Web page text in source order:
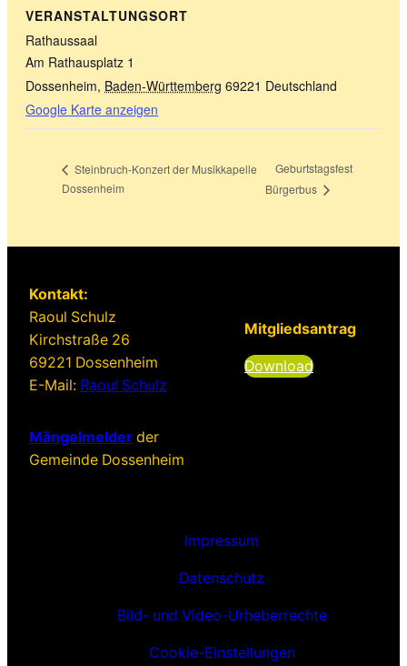
VERANSTALTUNGSORT
Rathaussaal
Am Rathausplatz 1
Dossenheim, Baden-Württemberg 69221 Deutschland
Google Karte anzeigen
Steinbruch-Konzert der Musikkapelle
Dossenheim
Geburtstagsfest
Bürgerbus
Kontakt:
Raoul Schulz
Kirchstraße 26
69221 Dossenheim
E-Mail: Raoul Schulz
Mitgliedsantrag
Download
Mängelmelder der
Gemeinde Dossenheim
Impressum
Datenschutz
Bild- und Video-Urheberrechte
Cookie-Einstellungen